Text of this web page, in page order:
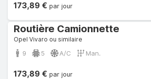
173,89 € par jour
Routière Camionnette
Opel Vivaro ou similaire
9 5 A/C Man.
173,89 € par jour